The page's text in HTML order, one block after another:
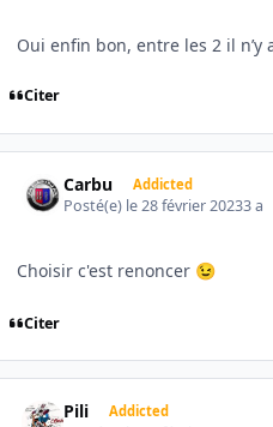
Oui enfin bon, entre les 2 il n’y
Citer
Carbu Addicted
Posté(e) le 28 février 20233 a
Choisir c'est renoncer 😉
Citer
Pili Addicted